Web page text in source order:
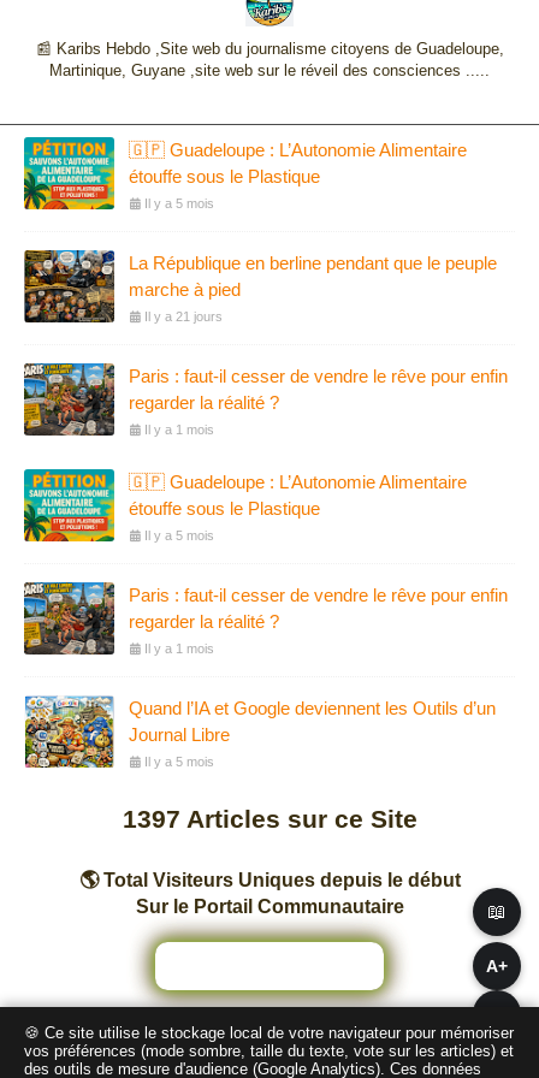
A+
📖
📰 Karibs Hebdo ,Site web du journalisme citoyens de Guadeloupe,
Martinique, Guyane ,site web sur le réveil des consciences .....
🇬🇵 Guadeloupe : L’Autonomie Alimentaire
étouffe sous le Plastique
Il y a 5 mois
La République en berline pendant que le peuple
marche à pied
Il y a 21 jours
Paris : faut-il cesser de vendre le rêve pour enfin
regarder la réalité ?
Il y a 1 mois
🇬🇵 Guadeloupe : L’Autonomie Alimentaire
étouffe sous le Plastique
Il y a 5 mois
Paris : faut-il cesser de vendre le rêve pour enfin
regarder la réalité ?
Il y a 1 mois
Quand l’IA et Google deviennent les Outils d’un
Journal Libre
Il y a 5 mois
1397 Articles sur ce Site
🌎 Total Visiteurs Uniques depuis le début
Sur le Portail Communautaire
Nombre total de pages vues sur ce Site
🍪 Ce site utilise le stockage local de votre navigateur pour mémoriser
vos préférences (mode sombre, taille du texte, vote sur les articles) et
des outils de mesure d'audience (Google Analytics). Ces données